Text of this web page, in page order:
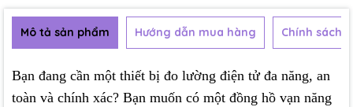
Mô tả sản phẩm Hướng dẫn mua hàng Chính sách
Bạn đang cần một thiết bị đo lường điện tử đa năng, an
toàn và chính xác? Bạn muốn có một đồng hồ vạn năng